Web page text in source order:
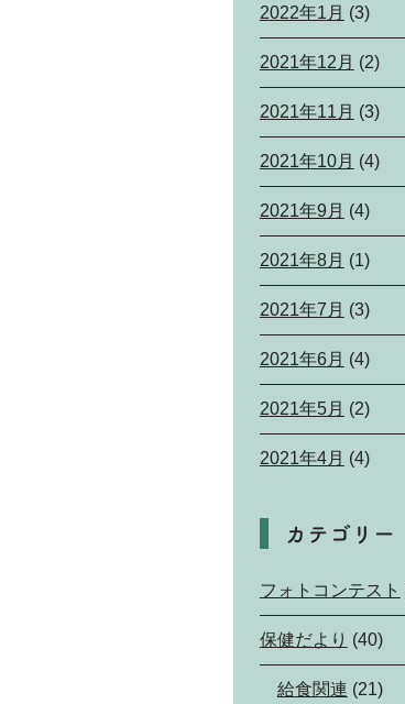
2022年1月 (3)
2021年12月 (2)
2021年11月 (3)
2021年10月 (4)
2021年9月 (4)
2021年8月 (1)
2021年7月 (3)
2021年6月 (4)
2021年5月 (2)
2021年4月 (4)
カテゴリー
フォトコンテスト
保健だより (40)
給食関連 (21)